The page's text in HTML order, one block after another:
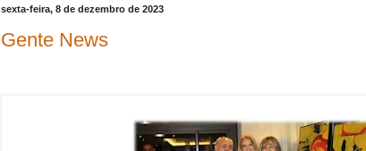
sexta-feira, 8 de dezembro de 2023
Gente News